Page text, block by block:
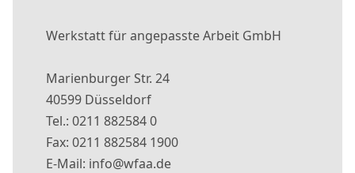
Werkstatt für angepasste Arbeit GmbH
Marienburger Str. 24
40599 Düsseldorf
Tel.: 0211 882584 0
Fax: 0211 882584 1900
E-Mail: info@wfaa.de